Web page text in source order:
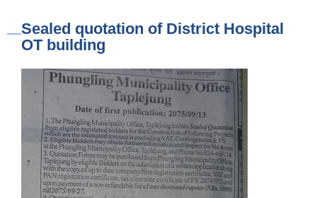
Sealed quotation of District Hospital
OT building